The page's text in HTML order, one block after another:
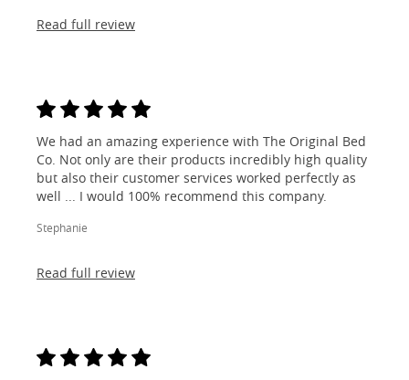
Read full review
We had an amazing experience with The Original Bed
Co. Not only are their products incredibly high quality
but also their customer services worked perfectly as
well ... I would 100% recommend this company.
Stephanie
Read full review